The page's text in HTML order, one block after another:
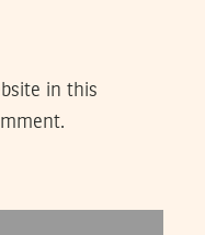
in this